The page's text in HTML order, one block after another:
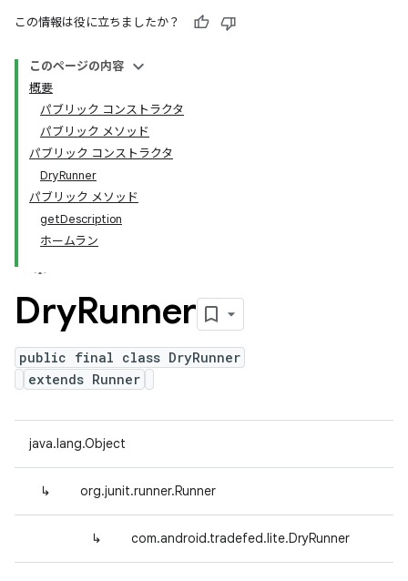
この情報は役に立ちましたか？
このページの内容
概要
パブリック コンストラクタ
パブリック メソッド
パブリック コンストラクタ
DryRunner
パブリック メソッド
getDescription
ホームラン
DryRunner
public final class DryRunner
extends Runner
java.lang.Object
↳ org.junit.runner.Runner
↳ com.android.tradefed.lite.DryRunner